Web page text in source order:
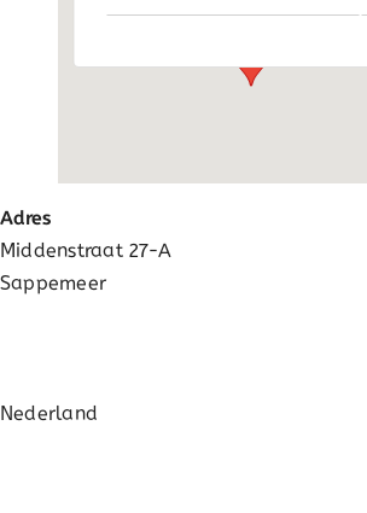
Adres
Middenstraat 27-A
Sappemeer
Nederland